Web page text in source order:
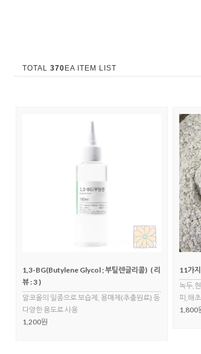
TOTAL 370 EA ITEM LIST
1,3-BG(Butylene Glycol ; 부틸렌글리콜) ( 리
뷰 : 3 )
알코올의 일종으로 보습제, 용매제(추출원료) 등
다양한 용도로 사용
1,200원
11가
녹두,
피,해
1,800